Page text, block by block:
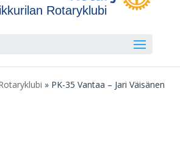
Rotaryklubi
» PK-35 Vantaa – Jari Väisänen